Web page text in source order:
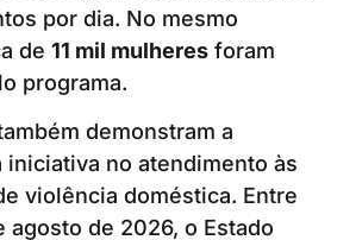
por dia. No mesmo
de 11 mil mulheres foram
programa.
demonstram a
iniciativa no atendimento às
violência doméstica. Entre
agosto de 2026, o Estado